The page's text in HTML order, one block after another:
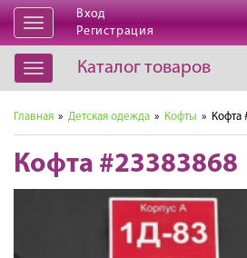
Открыть
навигацию
Вход
Регистрация
Открыть
навигацию
Каталог товаров
Главная » Детская одежда » Кофты » Кофта
Кофта #23383868